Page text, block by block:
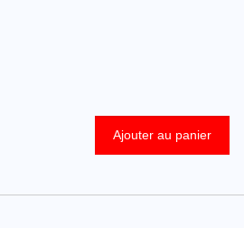
Ajouter au panier